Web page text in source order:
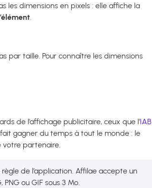
les dimensions en pixels : elle affiche la
.
par taille. Pour connaître les dimensions
de l’affichage publicitaire, ceux que l’IAB
gagner du temps à tout le monde : le
votre partenaire.
règle de l’application. Affilae accepte un
ou GIF sous 3 Mo.